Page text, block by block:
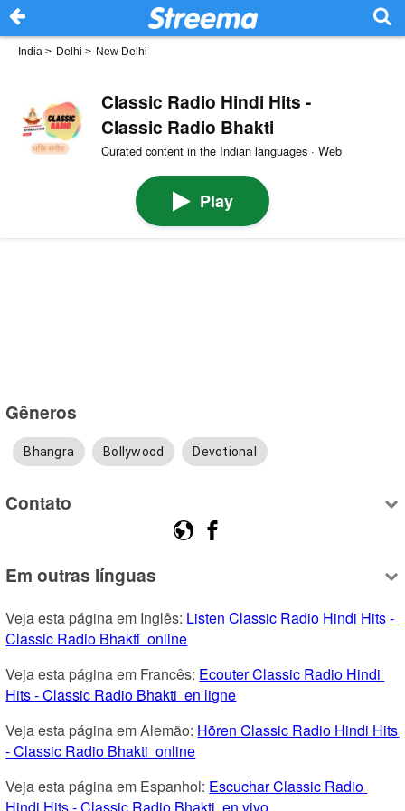
India > Delhi > New Delhi
Classic Radio Hindi Hits -
Classic Radio Bhakti
Curated content in the Indian languages · Web
Play
Gêneros
Bhangra Bollywood Devotional
Contato
Em outras línguas
Veja esta página em Inglês: Listen Classic Radio Hindi Hits -
Classic Radio Bhakti  online
Veja esta página em Francês: Ecouter Classic Radio Hindi
Hits - Classic Radio Bhakti  en ligne
Veja esta página em Alemão: Hören Classic Radio Hindi Hits
- Classic Radio Bhakti  online
Veja esta página em Espanhol: Escuchar Classic Radio
Hindi Hits - Classic Radio Bhakti  en vivo